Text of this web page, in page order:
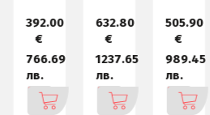
632.80
€
1237.65
лв.
505.90
€
989.45
лв.
145.70
€
284.96
лв.